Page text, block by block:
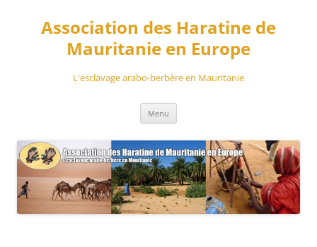
contenuAssociation des Haratine de
Mauritanie en Europe
L'esclavage arabo-berbère en Mauritanie
Menu